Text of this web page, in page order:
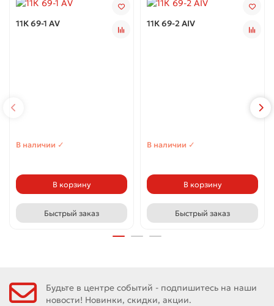
11К 69-1 АV
В наличии ✓
В корзину
Быстрый заказ
11К 69-2 АIV
В наличии ✓
В корзину
Быстрый заказ
Будьте в центре событий - подпишитесь на наши
новости! Новинки, скидки, акции.